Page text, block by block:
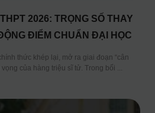
2026: TRỌNG SỐ THAY
ĐIỂM CHUẨN ĐẠI HỌC
thức khép lại, mở ra giai đoạn “cân
của hàng triệu sĩ tử. Trong bối